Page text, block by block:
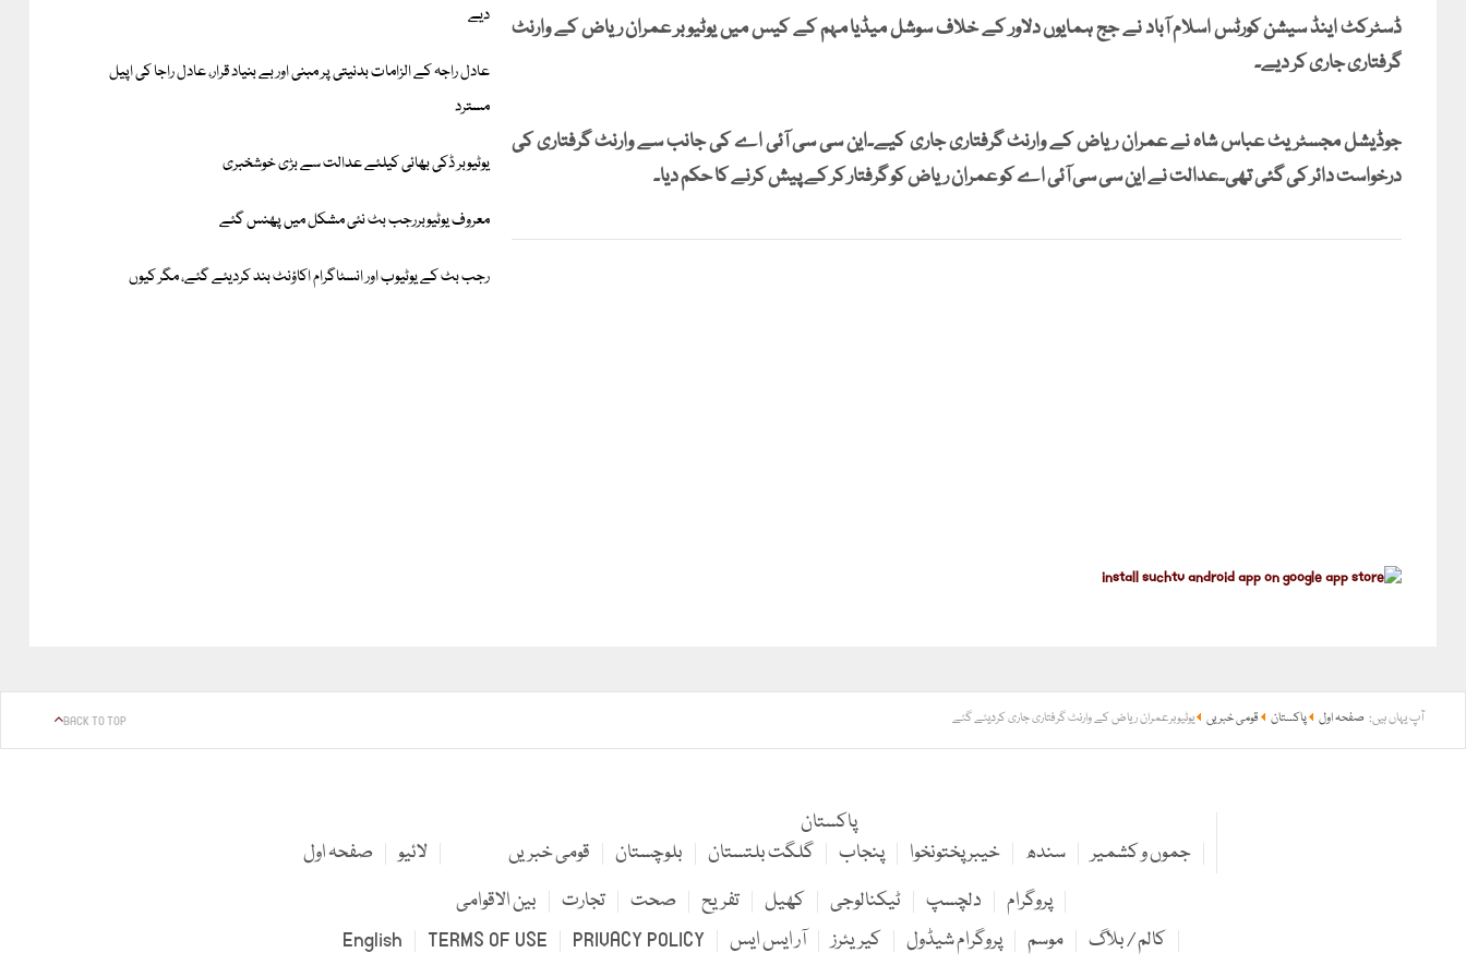
ڈسٹرکٹ اینڈ سیشن کورٹس اسلام آباد نے جج ہمایوں دلاور کے خلاف سوشل میڈیا مہم کے کیس میں یوٹیوبر عمران ریاض کے وارنٹ
گرفتاری جاری کر دیے۔
جوڈیشل مجسٹریٹ عباس شاہ نے عمران ریاض کے وارنٹ گرفتاری جاری کیے۔این سی سی آئی اے کی جانب سے وارنٹ گرفتاری کی
درخواست دائر کی گئی تھی۔عدالت نے این سی سی آئی اے کو عمران ریاض کو گرفتار کر کے پیش کرنے کا حکم دیا۔
دیے
عادل راجہ کے الزامات بدنیتی پر مبنی اور بے بنیاد قرار، عادل راجا کی اپیل
مسترد
یوٹیوبر ڈکی بھائی کیلئے عدالت سے بڑی خوشخبری
معروف یوٹیوبررجب بٹ نئی مشکل میں پھنس گئے
رجب بٹ کے یوٹیوب اور انسٹاگرام اکاؤنٹ بند کردیئے گئے، مگر کیوں
آپ یہاں ہیں: صفحہ اول پاکستان قومی خبریں یوٹیوبرعمران ریاض کے وارنٹ گرفتاری جاری کردیئے گئے BACK TO TOP
صفحہ اول لائیو
پاکستان
قومی خبریں
بلوچستان گلگت بلتستان پنجاب خیبر پختونخوا سندھ
جموں و کشمیر
بین الاقوامی
تجارت صحت تفریح کھیل ٹیکنالوجی دلچسپ
پروگرام
English
TERMS OF USE PRIVACY POLICY آر ایس ایس کیریئرز پروگرام شیڈول موسم کالم / بلاگ